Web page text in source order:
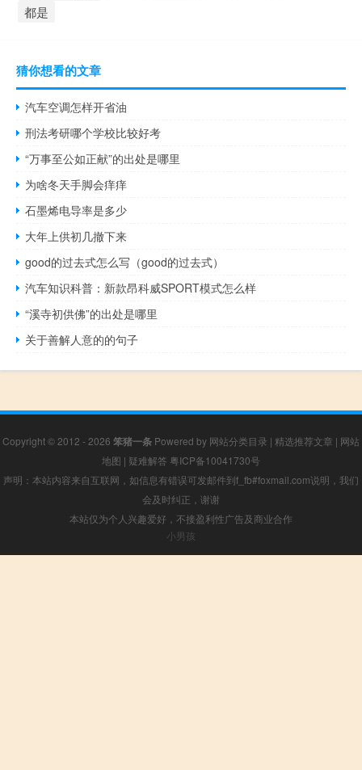
都是
猜你想看的文章
汽车空调怎样开省油
刑法考研哪个学校比较好考
“万事至公如正献”的出处是哪里
为啥冬天手脚会痒痒
石墨烯电导率是多少
大年上供初几撤下来
good的过去式怎么写（good的过去式）
汽车知识科普：新款昂科威SPORT模式怎么样
“溪寺初供佛”的出处是哪里
关于善解人意的的句子
Copyright © 2012 - 2026 笨猪一条 Powered by 网站分类目录 | 精选推荐文章 | 网站
地图 | 疑难解答 粤ICP备10041730号
声明：本站内容来自互联网，如信息有错误可发邮件到f_fb#foxmail.com说明，我们
会及时纠正，谢谢
本站仅为个人兴趣爱好，不接盈利性广告及商业合作
小男孩